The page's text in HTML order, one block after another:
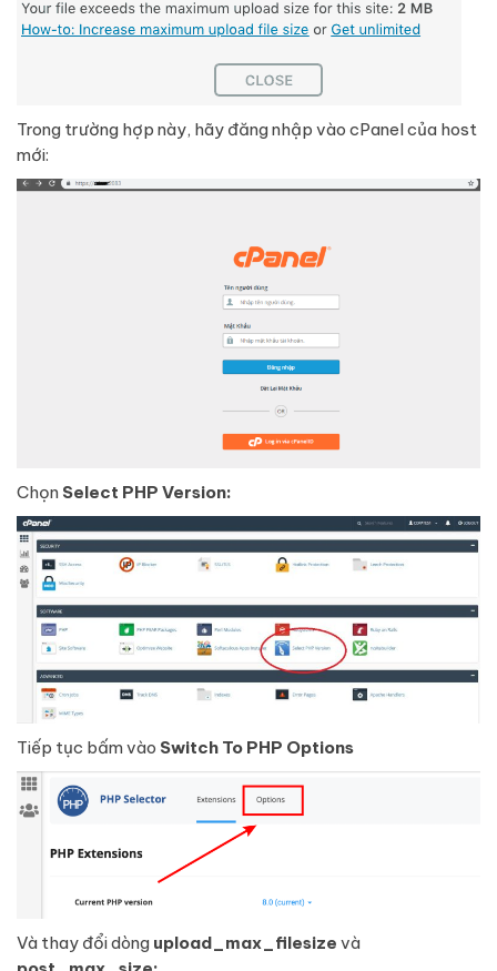
Trong trường hợp này, hãy đăng nhập vào cPanel của host
mới:
Chọn Select PHP Version:
Tiếp tục bấm vào Switch To PHP Options
Và thay đổi dòng upload_max_filesize và